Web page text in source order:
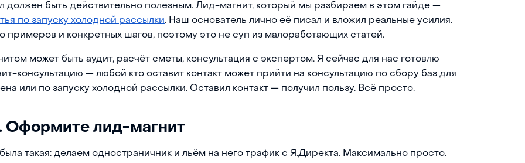
должен быть действительно полезным. Лид-магнит, который мы разбираем в этом гайде —
по запуску холодной рассылки. Наш основатель лично её писал и вложил реальные усилия.
примеров и конкретных шагов, поэтому это не суп из малоработающих статей.
может быть аудит, расчёт сметы, консультация с экспертом. Я сейчас для нас готовлю
консультацию — любой кто оставит контакт может прийти на консультацию по сбору баз для
или по запуску холодной рассылки. Оставил контакт — получил пользу. Всё просто.
Оформите лид-магнит
такая: делаем одностраничник и льём на него трафик с Я.Директа. Максимально просто.